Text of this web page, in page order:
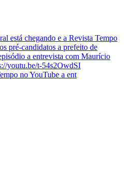
no YouTube a ent